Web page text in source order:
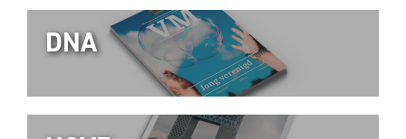
DNA